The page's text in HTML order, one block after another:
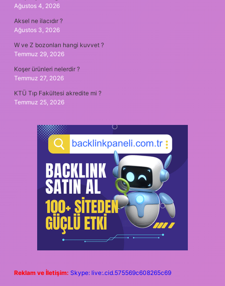
Ağustos 4, 2026
Aksel ne ilacıdır ?
Ağustos 3, 2026
W ve Z bozonları hangi kuvvet ?
Temmuz 29, 2026
Koşer ürünleri nelerdir ?
Temmuz 27, 2026
KTÜ Tıp Fakültesi akredite mi ?
Temmuz 25, 2026
Reklam ve İletişim: Skype: live:.cid.575569c608265c69